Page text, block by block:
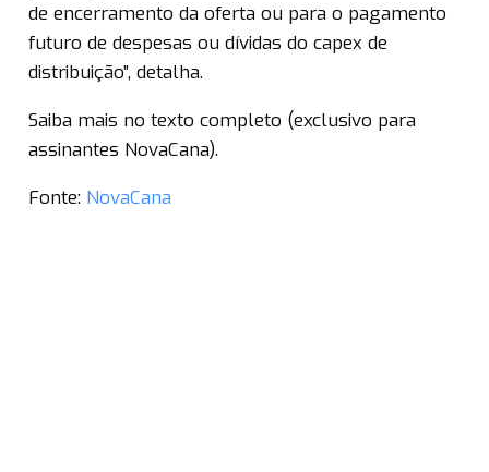
de encerramento da oferta ou para o pagamento
futuro de despesas ou dívidas do capex de
distribuição”, detalha.
Saiba mais no texto completo (exclusivo para
assinantes NovaCana).
Fonte: NovaCana